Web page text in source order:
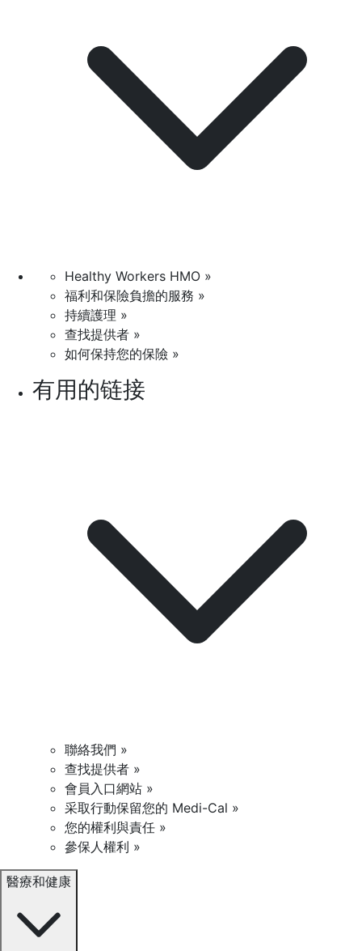
Healthy Workers HMO »
福利和保險負擔的服務 »
持續護理 »
查找提供者 »
如何保持您的保險 »
有用的链接
聯絡我們 »
查找提供者 »
會員入口網站 »
采取行動保留您的 Medi-Cal »
您的權利與責任 »
參保人權利 »
醫療和健康